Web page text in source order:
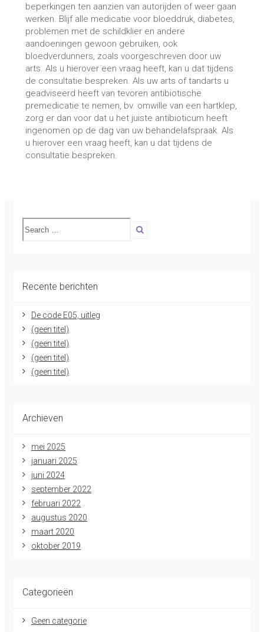
beperkingen ten aanzien van autorijden of weer gaan
werken. Blijf alle medicatie voor bloeddruk, diabetes,
problemen met de schildklier en andere
aandoeningen gewoon gebruiken, ook
bloedverdunners, zoals voorgeschreven door uw
arts. Als u hierover een vraag heeft, kan u dat tijdens
de consultatie bespreken. Als uw arts of tandarts u
geadviseerd heeft van tevoren antibiotische
premedicatie te nemen, bv. omwille van een hartklep,
zorg er dan voor dat u het juiste antibioticum heeft
ingenomen op de dag van uw behandelafspraak. Als
u hierover een vraag heeft, kan u dat tijdens de
consultatie bespreken.
Recente berichten
De code E05, uitleg
(geen titel)
(geen titel)
(geen titel)
(geen titel)
Archieven
mei 2025
januari 2025
juni 2024
september 2022
februari 2022
augustus 2020
maart 2020
oktober 2019
Categorieën
Geen categorie